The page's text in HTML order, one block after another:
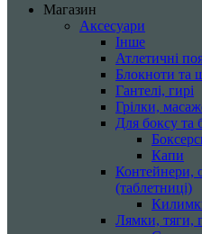
Магазин
Аксесуари
Інше
Атлетичні
Блокноти та
Гантелі, гирі
Грілки,
Для боксу та
Капи
Контейнери,
(таблетниці)
Лямки, тяги,